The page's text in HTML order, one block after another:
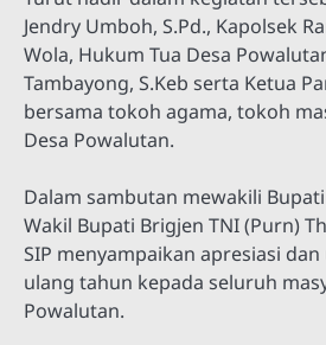
Jendry Umboh, S.Pd., Kapolsek
Wola, Hukum Tua Desa
Tambayong, S.Keb serta Ketua
bersama tokoh agama, tokoh
Desa Powalutan.
Dalam sambutan mewakili
Wakil Bupati Brigjen TNI (Purn)
SIP menyampaikan apresiasi
ulang tahun kepada seluruh
Powalutan.